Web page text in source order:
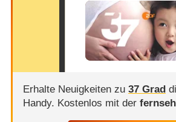
Erhalte Neuigkeiten zu 37 Grad
Handy. Kostenlos mit der